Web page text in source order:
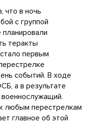
что в ночь
с группой
теракты
первым
событий. В ходе
а в результате
любым перестрелкам
главное об этой